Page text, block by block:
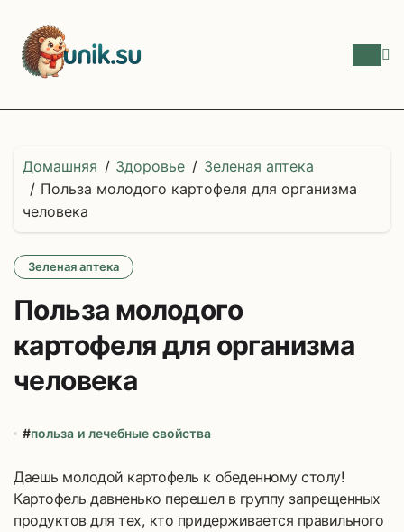
содержимому
Домашняя Здоровье
Зеленая аптека
Польза молодого картофеля для организма
человека
Зеленая аптека
Польза молодого
картофеля для организма
человека
#польза и лечебные свойства
Даешь молодой картофель к обеденному столу!
Картофель давненько перешел в группу запрещенных
продуктов для тех, кто придерживается правильного